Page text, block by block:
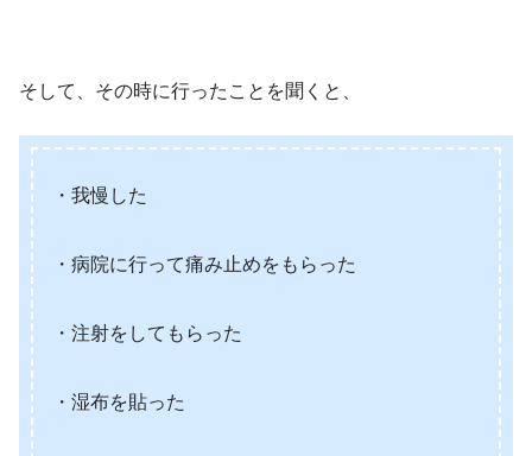
そして、その時に行ったことを聞くと、
・我慢した
・病院に行って痛み止めをもらった
・注射をしてもらった
・湿布を貼った